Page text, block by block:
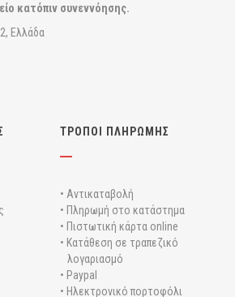
κατόπιν συνεννόησης.
Ελλάδα
ΤΡΟΠΟΙ ΠΛΗΡΩΜΗΣ
• Αντικαταβολή
• Πληρωμή στο κατάστημα
• Πιστωτική κάρτα online
• Κατάθεση σε τραπεζικό
λογαριασμό
• Paypal
• Ηλεκτρονικό πορτοφόλι